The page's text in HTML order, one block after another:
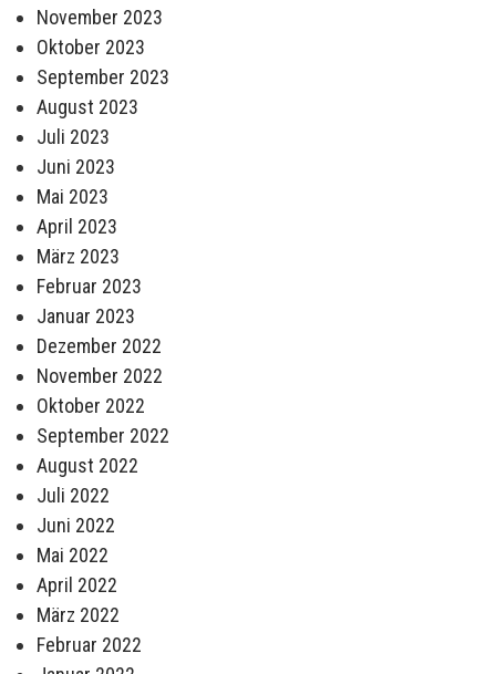
November 2023
Oktober 2023
September 2023
August 2023
Juli 2023
Juni 2023
Mai 2023
April 2023
März 2023
Februar 2023
Januar 2023
Dezember 2022
November 2022
Oktober 2022
September 2022
August 2022
Juli 2022
Juni 2022
Mai 2022
April 2022
März 2022
Februar 2022